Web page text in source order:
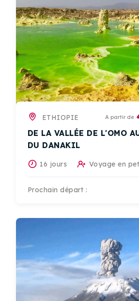
ETHIOPIE A partir de
DE LA VALLÉE DE L'OMO
DU DANAKIL
16 jours Voyage en
Prochain départ :